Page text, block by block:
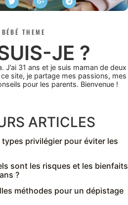
BÉBÉ THEME
JE ?
J’ai 31 ans et je suis maman de deux
site, je partage mes passions, mes
pour les parents. Bienvenue !
ARTICLES
types privilégier pour éviter les
sont les risques et les bienfaits
?
méthodes pour un dépistage